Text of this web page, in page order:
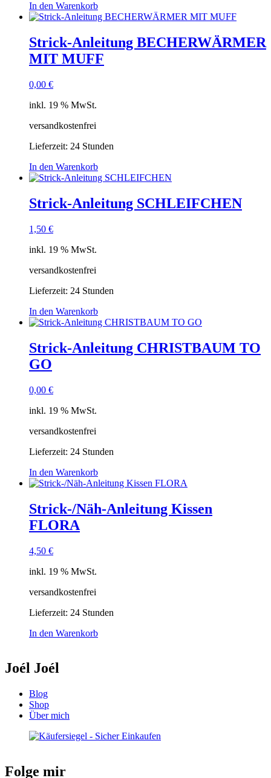
In den Warenkorb
Strick-Anleitung BECHERWÄRMER
MIT MUFF
0,00 €
inkl. 19 % MwSt.
versandkostenfrei
Lieferzeit: 24 Stunden
In den Warenkorb
Strick-Anleitung SCHLEIFCHEN
1,50 €
inkl. 19 % MwSt.
versandkostenfrei
Lieferzeit: 24 Stunden
In den Warenkorb
Strick-Anleitung CHRISTBAUM TO
GO
0,00 €
inkl. 19 % MwSt.
versandkostenfrei
Lieferzeit: 24 Stunden
In den Warenkorb
Strick-/Näh-Anleitung Kissen
FLORA
4,50 €
inkl. 19 % MwSt.
versandkostenfrei
Lieferzeit: 24 Stunden
In den Warenkorb
Joél Joél
Blog
Shop
Über mich
Folge mir